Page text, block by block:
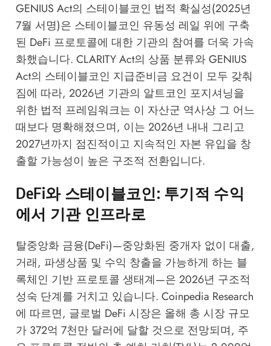
GENIUS Act의 스테이블코인 법적 확실성(2025년
7월 서명)은 스테이블코인 유동성 레일 위에 구축
된 DeFi 프로토콜에 대한 기관의 참여를 더욱 가속
화했습니다. CLARITY Act의 상품 분류와 GENIUS
Act의 스테이블코인 지급준비금 요건이 모두 갖춰
짐에 따라, 2026년 기관의 알트코인 포지셔닝을
위한 법적 프레임워크는 이 자산군 역사상 그 어느
때보다 명확해졌으며, 이는 2026년 내내 그리고
2027년까지 점진적이고 지속적인 자본 유입을 창
출할 가능성이 높은 구조적 전환입니다.
DeFi와 스테이블코인: 투기적 수익
에서 기관 인프라로
탈중앙화 금융(DeFi)—중앙화된 중개자 없이 대출,
거래, 파생상품 및 수익 창출을 가능하게 하는 블
록체인 기반 프로토콜 생태계—은 2026년 구조적
성숙 단계를 거치고 있습니다. Coinpedia Research
에 따르면, 글로벌 DeFi 시장은 올해 총 시장 규모
가 372억 7천만 달러에 달할 것으로 전망되며, 주